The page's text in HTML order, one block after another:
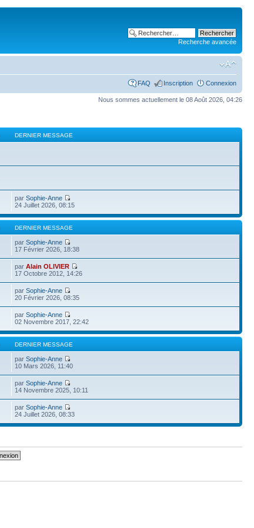
Recherche avancée
FAQ Inscription Connexion
Nous sommes actuellement le 08 Août 2026, 04:26
DERNIER MESSAGE
parSophie-Anne
24 Juillet 2026, 08:15
DERNIER MESSAGE
parSophie-Anne
17 Février 2026, 18:38
parAlain OLIVIER
17 Octobre 2012, 14:26
parSophie-Anne
20 Février 2026, 08:35
parSophie-Anne
02 Novembre 2017, 22:42
DERNIER MESSAGE
parSophie-Anne
10 Mars 2026, 11:40
parSophie-Anne
14 Novembre 2025, 10:11
parSophie-Anne
24 Juillet 2026, 08:33